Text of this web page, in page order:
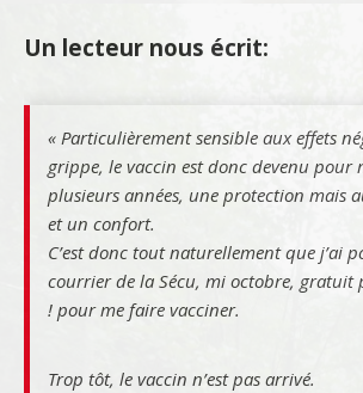
Un lecteur nous écrit:
« Particulièrement sensible aux effets
grippe, le vaccin est donc devenu pour
plusieurs années, une protection mais
et un confort.
C’est donc tout naturellement que j’ai
courrier de la Sécu, mi octobre, gratuit
! pour me faire vacciner.
Trop tôt, le vaccin n’est pas arrivé.